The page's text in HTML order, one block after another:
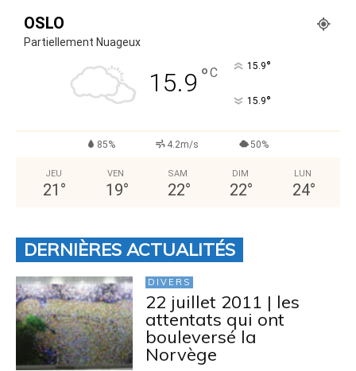
OSLO
Partiellement Nuageux
15.9 °C 15.9°
15.9°
85% 4.2m/s 50%
JEU
21 °
VEN
19°
SAM
22°
DIM
22°
LUN
24°
DERNIÈRES ACTUALITÉS
DIVERS
22 juillet 2011 | les
attentats qui ont
bouleversé la
Norvège